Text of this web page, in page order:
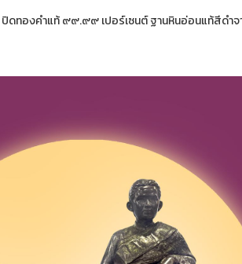
ดทองคำแท้ ๙๙.๙๙ เปอร์เซนต์ ฐานหินอ่อนแท้สีดำ